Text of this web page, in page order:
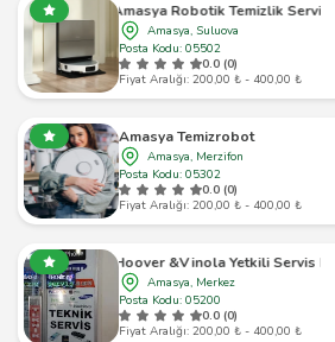
Amasya Robotik Temizlik Servisi
Amasya, Suluova
Posta Kodu: 05502
0.0 (0)
Fiyat Aralığı: 200,00 ₺ - 400,00 ₺
Amasya Temizrobot
Amasya, Merzifon
Posta Kodu: 05302
0.0 (0)
Fiyat Aralığı: 200,00 ₺ - 400,00 ₺
Candy& Hoover &Vinola Yetkili Servis Hüseyin
Amasya, Merkez
Posta Kodu: 05200
0.0 (0)
Fiyat Aralığı: 200,00 ₺ - 400,00 ₺